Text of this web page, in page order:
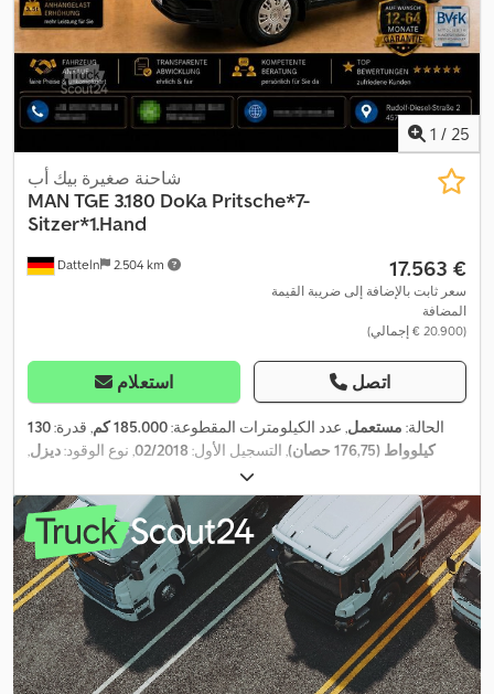
1 / 25
Datteln 2.504 km
شاحنة صغيرة بيك أب
MAN TGE 3.180 DoKa Pritsche*7-
Sitzer*1.Hand
‏17.563 €
سعر ثابت بالإضافة إلى ضريبة القيمة
المضافة
(‏20.900 € إجمالي)
استعلام اتصل
الحالة: مستعمل, عدد الكيلومترات المقطوعة:185.000 كم , قدرة:130
كيلوواط (176,75 حصان)
, التسجيل الأول: 02/2018, نوع الوقود:ديزل,
, لون:
الانبعاثات:يورو 6 , عدد المقاعد:7, طول مساحة التحميل:2.800 مم
,
معدات:
تكييف الهواء, قفل مركزي, مرشح السخام, نظام الفرامل
المانعة للانغلاق (ABS),